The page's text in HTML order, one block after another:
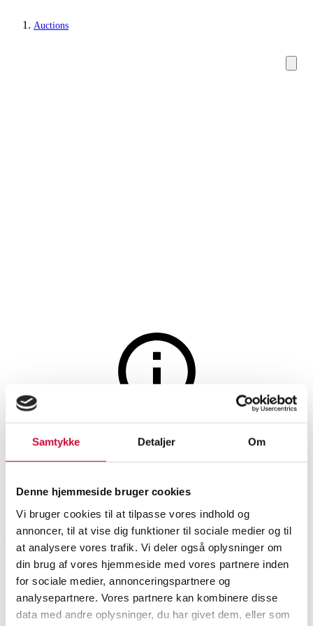
Samtykke Detaljer Om
Denne hjemmeside bruger cookies
Vi bruger cookies til at tilpasse vores indhold og
annoncer, til at vise dig funktioner til sociale medier og til
at analysere vores trafik. Vi deler også oplysninger om
din brug af vores hjemmeside med vores partnere inden
for sociale medier, annonceringspartnere og
analysepartnere. Vores partnere kan kombinere disse
data med andre oplysninger, du har givet dem, eller som
Auctions
Firearms
The auction is closed
Simson o/u shotgun cal. 12/70
SHOWROOM
Vejle
ESTIMATE
DKK 3,800
ITEM NUMBER
6584427
Description